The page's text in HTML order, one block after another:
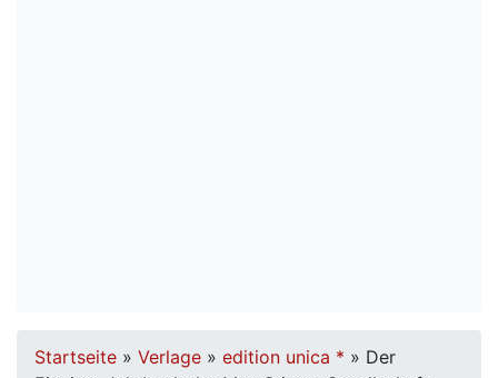
Startseite » Verlage » edition unica * » Der